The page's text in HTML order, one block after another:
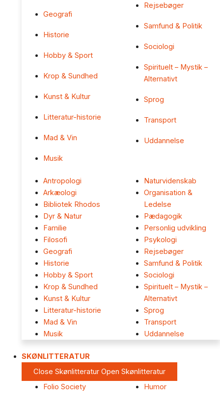
Geografi
Historie
Hobby & Sport
Krop & Sundhed
Kunst & Kultur
Litteratur-historie
Mad & Vin
Musik
Rejsebøger
Samfund & Politik
Sociologi
Spirituelt – Mystik –
Alternativt
Sprog
Transport
Uddannelse
Antropologi
Arkæologi
Bibliotek Rhodos
Dyr & Natur
Familie
Filosofi
Geografi
Historie
Hobby & Sport
Krop & Sundhed
Kunst & Kultur
Litteratur-historie
Mad & Vin
Musik
Naturvidenskab
Organisation &
Ledelse
Pædagogik
Personlig udvikling
Psykologi
Rejsebøger
Samfund & Politik
Sociologi
Spirituelt – Mystik –
Alternativt
Sprog
Transport
Uddannelse
SKØNLITTERATUR
Close Skønlitteratur Open Skønlitteratur
Folio Society
Humor